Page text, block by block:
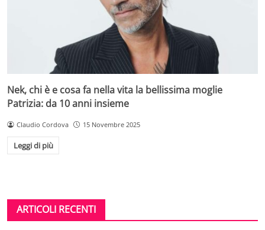
Nek, chi è e cosa fa nella vita la bellissima moglie
Patrizia: da 10 anni insieme
Claudio Cordova 15 Novembre 2025
Leggi di più
ARTICOLI RECENTI